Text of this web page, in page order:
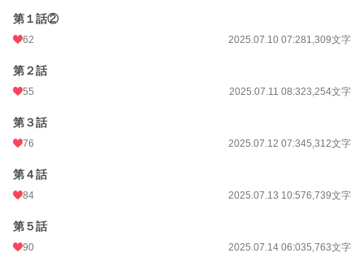
第１話②
62 2025.07.10 07:281,309文字
第２話
55 2025.07.11 08:323,254文字
第３話
76 2025.07.12 07:345,312文字
第４話
84 2025.07.13 10:576,739文字
第５話
90 2025.07.14 06:035,763文字